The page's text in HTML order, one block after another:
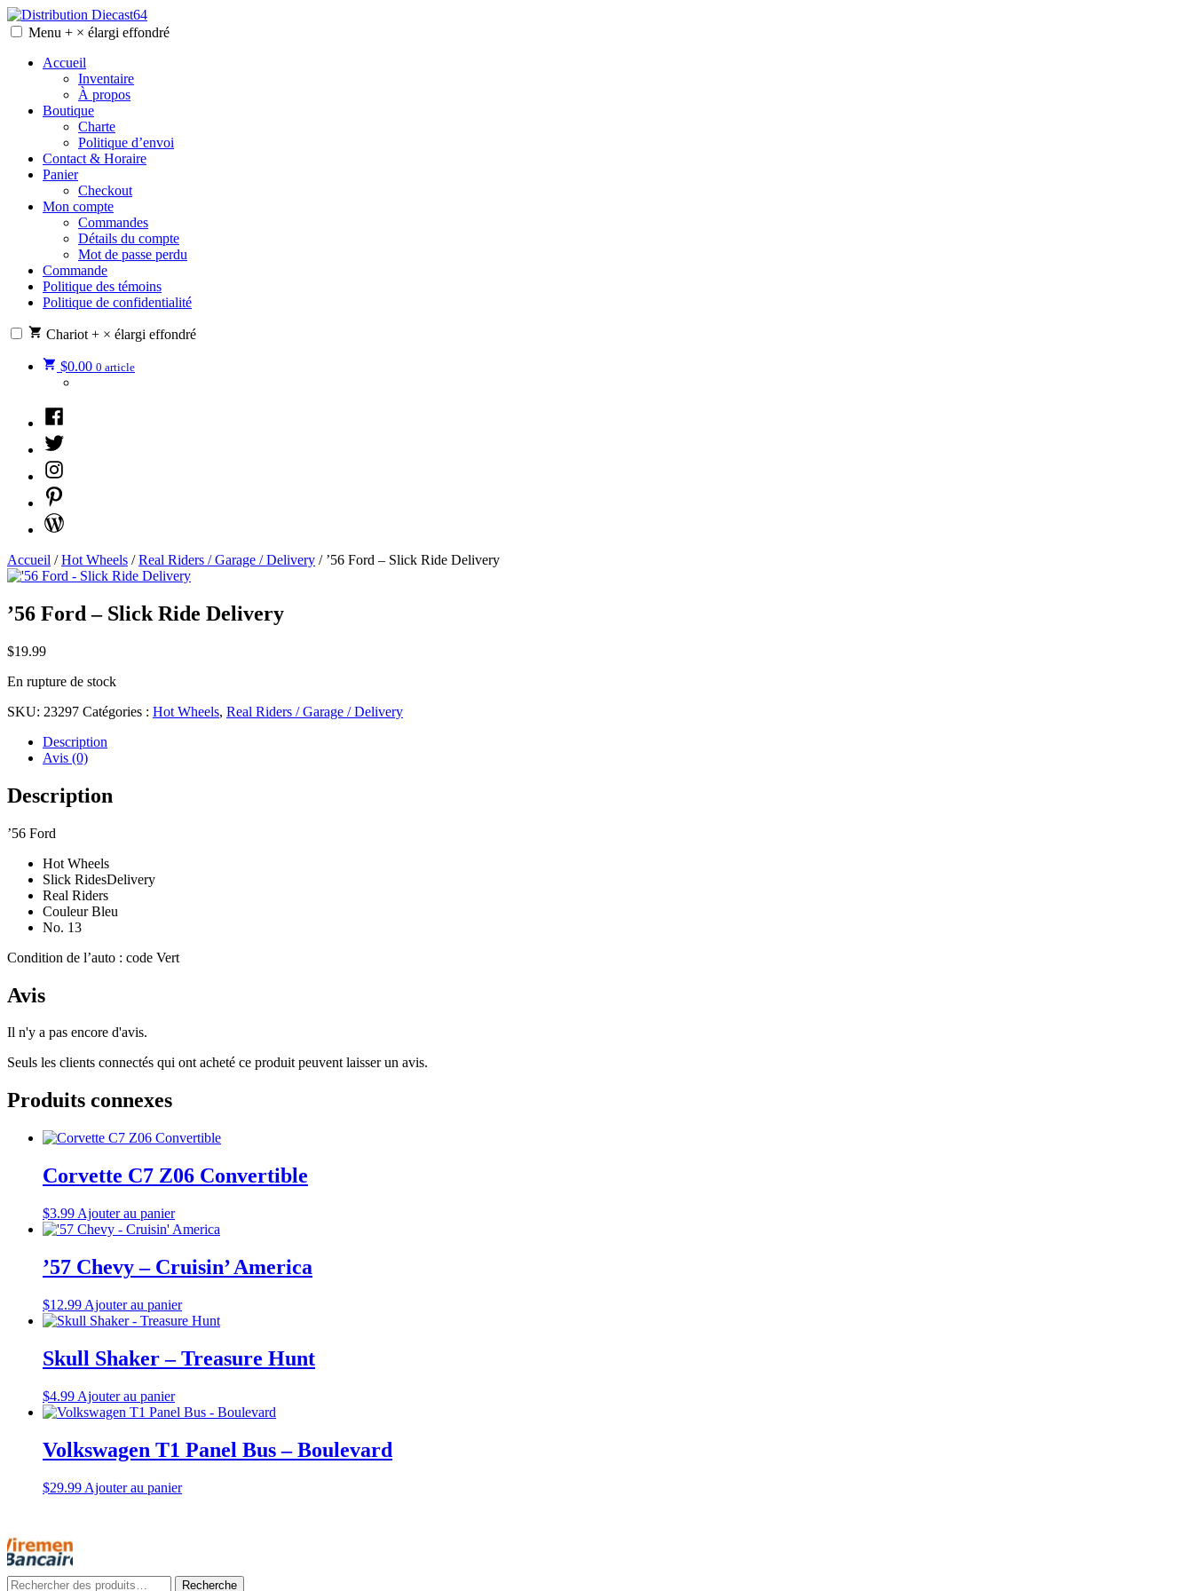
Skip
to
Distribution Diecast64
Une passion, un mode de vie.
Menu + × élargi effondré
Accueil
Inventaire
À propos
Boutique
Charte
Politique d’envoi
Contact & Horaire
Panier
Checkout
Mon compte
Commandes
Détails du compte
Mot de passe perdu
Commande
Politique des témoins
Politique de confidentialité
Chariot + × élargi effondré
$0.00 0 article
Facebook
Twitter
Instagram
Pinterest
WordPress
Accueil /Hot Wheels /Real Riders / Garage / Delivery / ’56 Ford – Slick Ride Delivery
’56 Ford – Slick Ride Delivery
$19.99
En rupture de stock
SKU: 23297 Catégories : Hot Wheels, Real Riders / Garage / Delivery
Description
Avis (0)
Description
’56 Ford
Hot Wheels
Slick RidesDelivery
Real Riders
Couleur Bleu
No. 13
Condition de l’auto : code Vert
Avis
Il n'y a pas encore d'avis.
Seuls les clients connectés qui ont acheté ce produit peuvent laisser un avis.
Produits connexes
Corvette C7 Z06 Convertible
$3.99 Ajouter au panier
’57 Chevy – Cruisin’ America
$12.99 Ajouter au panier
Skull Shaker – Treasure Hunt
$4.99 Ajouter au panier
Volkswagen T1 Panel Bus – Boulevard
$29.99 Ajouter au panier
Rechercher
Recherche